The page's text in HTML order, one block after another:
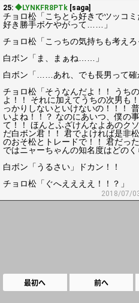
25: ◆LYNKFR8PTk [saga]
チョロ松「こちとら好きでツッコ
好き勝手ボケやがって……」
チョロ松「こっちの気持ちも考えろ
白ボン「ま、まぁね……」
白ボン「……あれ、でも長男って
チョロ松「そうなんだよ！！ うち
よ！！ それに加えてうちの次男も
っかりしないといけないの！！！
いよね！！？ なのにあいつ、僕の
て！！ ほんとふざけんなよあのク
だ白ボン君！！ 君でよければ是非
のおそ松とトレードで！！ 君だっ
ではニャーちゃんの知名度はどの
白ボン「うるさい」ドカン！！
チョロ松「ぐへええええ！！？」
2018/07/
最初へ 前へ